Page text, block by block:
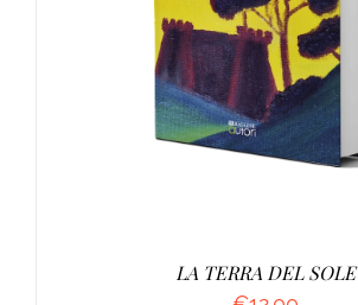
AGGIUNGI AL CARRELLO /
LA TERRA DEL SOLE